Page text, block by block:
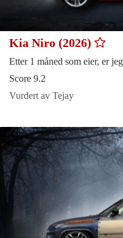
Kia Niro (2026)
Etter 1 måned som eier, er
Score 9.2
Vurdert av Tejay